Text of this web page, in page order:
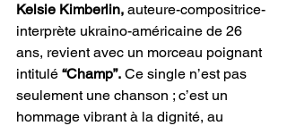
Kelsie Kimberlin, auteure-compositrice-
interprète ukraino-américaine de 26
ans, revient avec un morceau poignant
intitulé “Champ”. Ce single n’est pas
seulement une chanson ; c’est un
hommage vibrant à la dignité, au